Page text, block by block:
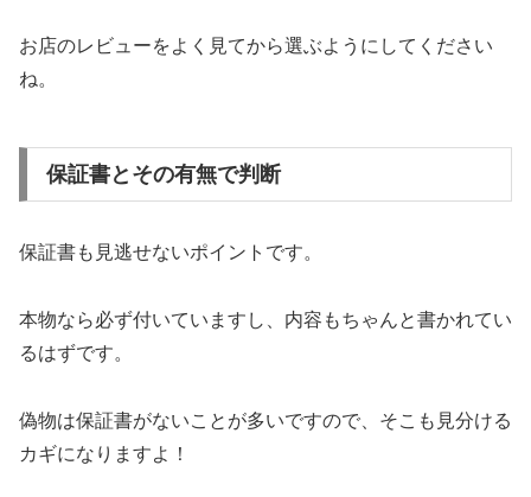
お店のレビューをよく見てから選ぶようにしてください
ね。
保証書とその有無で判断
保証書も見逃せないポイントです。
本物なら必ず付いていますし、内容もちゃんと書かれてい
るはずです。
偽物は保証書がないことが多いですので、そこも見分ける
カギになりますよ！